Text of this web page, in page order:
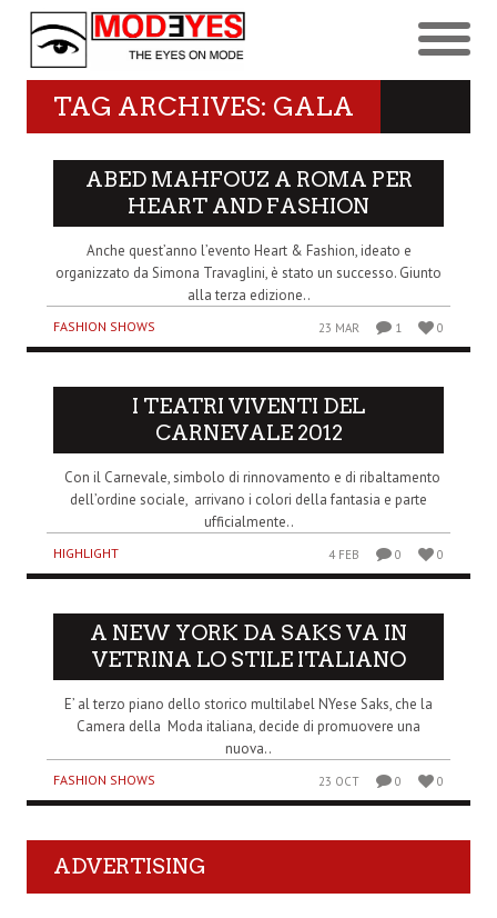
TAG ARCHIVES: GALA
ABED MAHFOUZ A ROMA PER
HEART AND FASHION
Anche quest’anno l’evento Heart & Fashion, ideato e
organizzato da Simona Travaglini, è stato un successo. Giunto
alla terza edizione..
FASHION SHOWS 23 MAR 1 0
I TEATRI VIVENTI DEL
CARNEVALE 2012
Con il Carnevale, simbolo di rinnovamento e di ribaltamento
dell’ordine sociale, arrivano i colori della fantasia e parte
ufficialmente..
HIGHLIGHT 4 FEB 0 0
A NEW YORK DA SAKS VA IN
VETRINA LO STILE ITALIANO
E’ al terzo piano dello storico multilabel NYese Saks, che la
Camera della Moda italiana, decide di promuovere una
nuova..
FASHION SHOWS 23 OCT 0 0
ADVERTISING